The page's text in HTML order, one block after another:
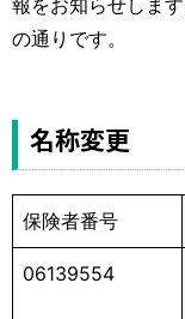
運営元
の通りです。
名称変更
保険者番号
06139554